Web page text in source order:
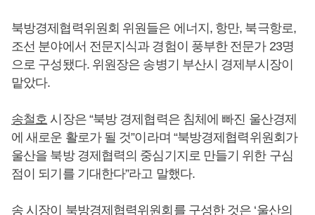
북방경제협력위원회 위원들은 에너지, 항만, 북극항로,
조선 분야에서 전문지식과 경험이 풍부한 전문가 23명
으로 구성됐다. 위원장은 송병기 부산시 경제부시장이
맡았다.
송철호 시장은 “북방 경제협력은 침체에 빠진 울산경제
에 새로운 활로가 될 것”이라며 “북방경제협력위원회가
울산을 북방 경제협력의 중심기지로 만들기 위한 구심
점이 되기를 기대한다”라고 말했다.
송 시장이 북방경제협력위원회를 구성한 것은 ‘울산의